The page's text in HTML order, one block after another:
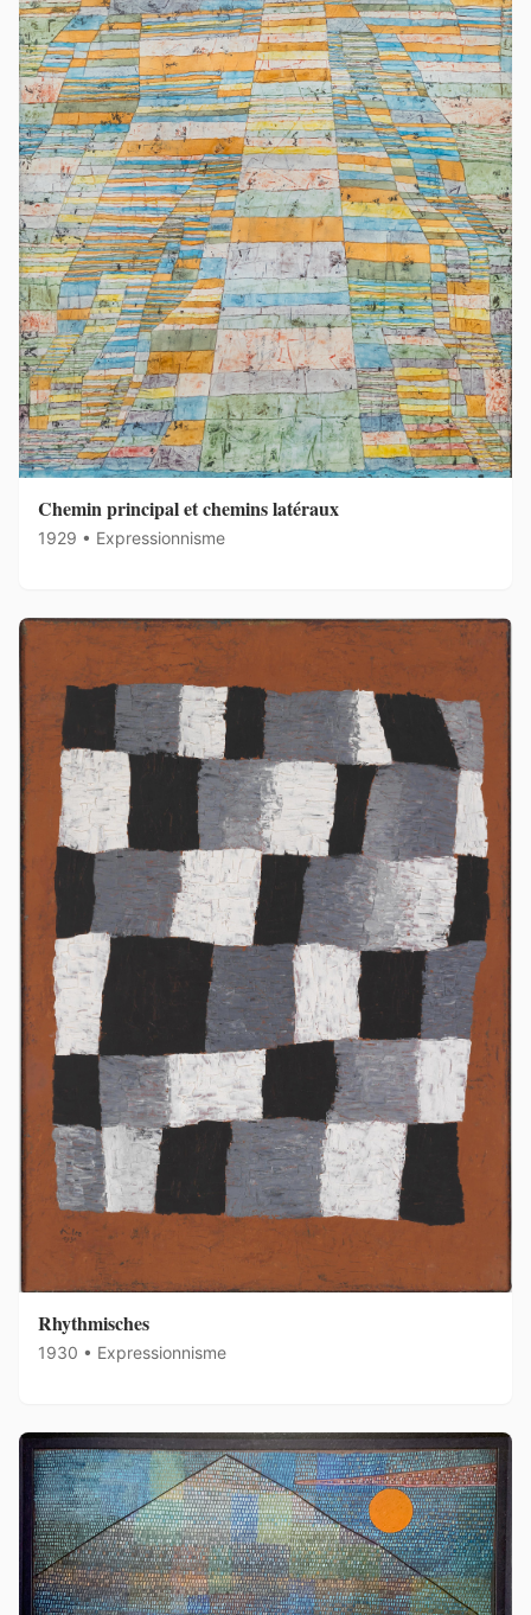
Chemin principal et chemins latéraux
1929 • Expressionnisme
Rhythmisches
1930 • Expressionnisme